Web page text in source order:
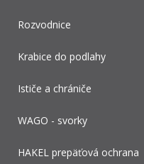
Rozvodnice
Krabice do podlahy
Ističe a chrániče
WAGO - svorky
HAKEL prepäťová ochrana